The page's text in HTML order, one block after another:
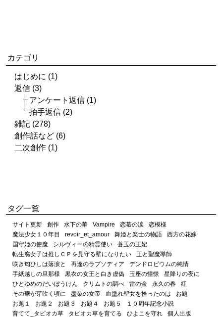
カテゴリ
はじめに (1)
返信 (3)
アンケート返信 (1)
拍手返信 (2)
雑記 (278)
創作話など (6)
二次創作 (1)
タグ一覧
サイト更新 創作 水下の華 Vampire 恋慕の涙
恋模様
魔法少女１０年目
revoir_et_amour 舞姫と楽士の物語
西方の花嫁
国守姫の使魔
シルヴィーの精霊使い
蒼玉の王妃
転生腐女子は推しＣＰを見守る壁になりたい
王と聖魔導師
咲き匂ひしは落涙と
再逢のラプソディア
デンドロビウムの純情
手紙越しの旦那様
黒衣の女王と白き虚偽 玉座の憧憬
星降りの夜に
ひとゆめのだいぼうけん
クリムトの調べ 雷の金 永久の春
紅
その華が芽吹く頃に
墨染の女帝 血塗れ聖女を拾ったのは
お題
お題１
お題２ お題３ お題４ お題５
１０周年記念小説
育てて_タピオカ草
タピオカ草を育てる ひよこを守れ
個人出版